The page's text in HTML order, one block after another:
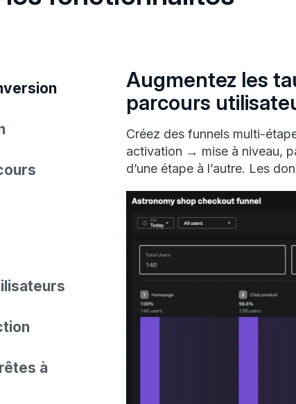
à
Augmentez les
parcours
Créez des funnels multi-
activation → mise à niveau,
d’une étape à l’autre. Les